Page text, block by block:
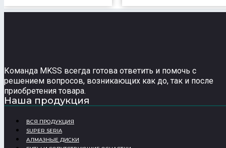
Команда MKSS всегда готова ответить и помочь с
решением вопросов, возникающих как до, так и после
приобретения товара.
Наша продукция
ВСЯ ПРОДУКЦИЯ
SUPER SERIA
АЛМАЗНЫЕ ДИСКИ